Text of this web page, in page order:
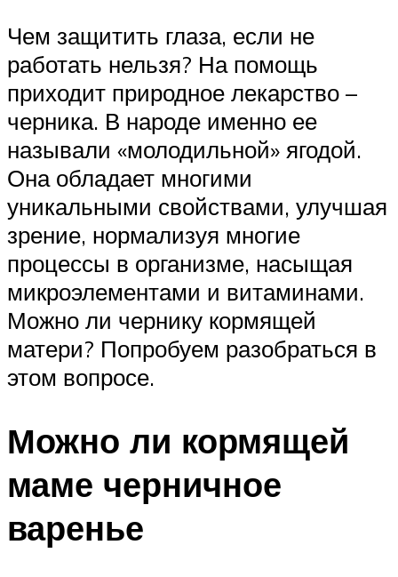
Чем защитить глаза, если не
работать нельзя? На помощь
приходит природное лекарство –
черника. В народе именно ее
называли «молодильной» ягодой.
Она обладает многими
уникальными свойствами, улучшая
зрение, нормализуя многие
процессы в организме, насыщая
микроэлементами и витаминами.
Можно ли чернику кормящей
матери? Попробуем разобраться в
этом вопросе.
Можно ли кормящей
маме черничное
варенье